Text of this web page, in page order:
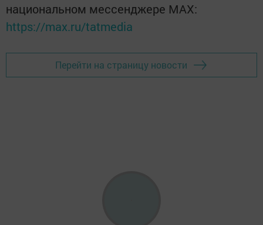
национальном мессенджере MАХ:
https://max.ru/tatmedia
Перейти на страницу новости